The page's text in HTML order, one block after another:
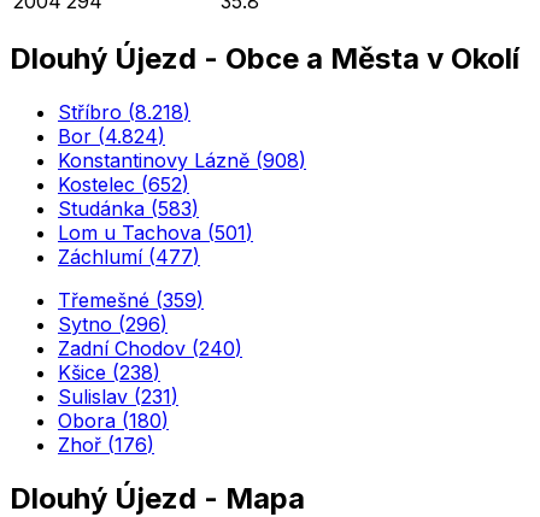
Dlouhý Újezd - Obce a Města v Okolí
Stříbro (8.218)
Bor (4.824)
Konstantinovy Lázně (908)
Kostelec (652)
Studánka (583)
Lom u Tachova (501)
Záchlumí(477)
Třemešné (359)
Sytno (296)
Zadní Chodov (240)
Kšice (238)
Sulislav (231)
Obora (180)
Zhoř (176)
Dlouhý Újezd - Mapa